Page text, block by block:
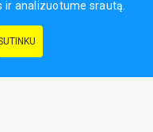
- erasportas.lt © 2026
analizuotume srautą.